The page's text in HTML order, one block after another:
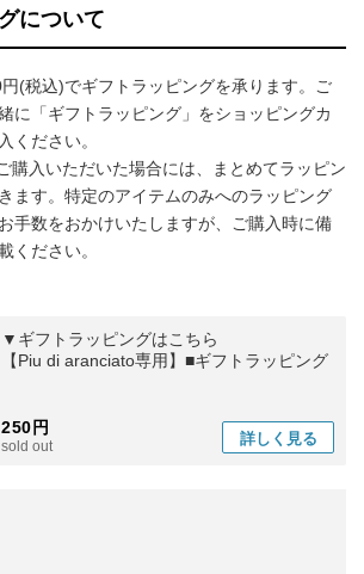
について
(税込)でギフトラッピングを承ります。ご
に「ギフトラッピング」をショッピングカ
ください。
購入いただいた場合には、まとめてラッピン
ます。特定のアイテムのみへのラッピング
手数をおかけいたしますが、ご購入時に備
ください。
▼ギフトラッピングはこちら
【Piu di aranciato専用】■ギフトラッピング
250円
sold out 詳しく 見る